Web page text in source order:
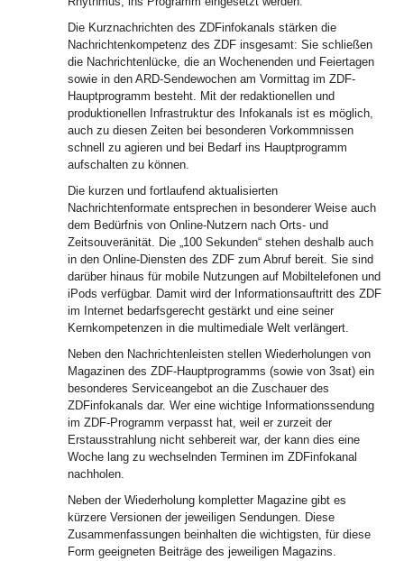
Die Kurznachrichten des ZDFinfokanals stärken die
Nachrichtenkompetenz des ZDF insgesamt: Sie schließen
die Nachrichtenlücke, die an Wochenenden und Feiertagen
sowie in den ARD-Sendewochen am Vormittag im ZDF-
Hauptprogramm besteht. Mit der redaktionellen und
produktionellen Infrastruktur des Infokanals ist es möglich,
auch zu diesen Zeiten bei besonderen Vorkommnissen
schnell zu agieren und bei Bedarf ins Hauptprogramm
aufschalten zu können.
Die kurzen und fortlaufend aktualisierten
Nachrichtenformate entsprechen in besonderer Weise auch
dem Bedürfnis von Online-Nutzern nach Orts- und
Zeitsouveränität. Die „100 Sekunden“ stehen deshalb auch
in den Online-Diensten des ZDF zum Abruf bereit. Sie sind
darüber hinaus für mobile Nutzungen auf Mobiltelefonen und
iPods verfügbar. Damit wird der Informationsauftritt des ZDF
im Internet bedarfsgerecht gestärkt und eine seiner
Kernkompetenzen in die multimediale Welt verlängert.
Neben den Nachrichtenleisten stellen Wiederholungen von
Magazinen des ZDF-Hauptprogramms (sowie von 3sat) ein
besonderes Serviceangebot an die Zuschauer des
ZDFinfokanals dar. Wer eine wichtige Informationssendung
im ZDF-Programm verpasst hat, weil er zurzeit der
Erstausstrahlung nicht sehbereit war, der kann dies eine
Woche lang zu wechselnden Terminen im ZDFinfokanal
nachholen.
Neben der Wiederholung kompletter Magazine gibt es
kürzere Versionen der jeweiligen Sendungen. Diese
Zusammenfassungen beinhalten die wichtigsten, für diese
Form geeigneten Beiträge des jeweiligen Magazins.